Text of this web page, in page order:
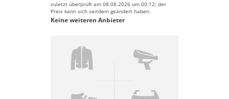
zuletzt überprüft am 08.08.2026 um 00:12; der
Preis kann sich seitdem geändert haben.
Keine weiteren Anbieter